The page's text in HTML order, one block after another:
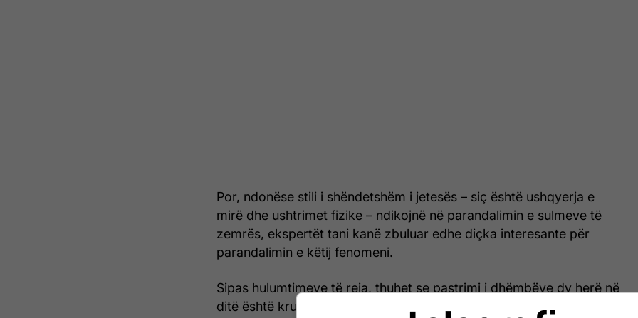
Por, ndonëse stili i shëndetshëm i jetesës – siç është ushqyerja e
mirë dhe ushtrimet fizike – ndikojnë në parandalimin e sulmeve të
zemrës, ekspertët tani kanë zbuluar edhe diçka interesante për
parandalimin e këtij fenomeni.
Sipas hulumtimeve të reja, thuhet se pastrimi i dhëmbëve dy herë në
ditë është krucial për t’ia zvogëluar vetes këtë rrezik.